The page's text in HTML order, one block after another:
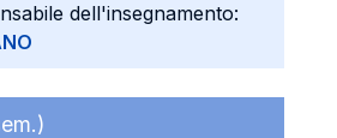
dell'insegnamento: